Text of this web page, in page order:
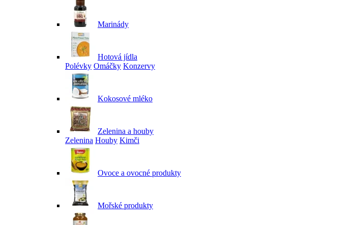
Marinády
Hotová jídla
Polévky Omáčky Konzervy
Kokosové mléko
Zelenina a houby
Zelenina Houby Kimči
Ovoce a ovocné produkty
Mořské produkty